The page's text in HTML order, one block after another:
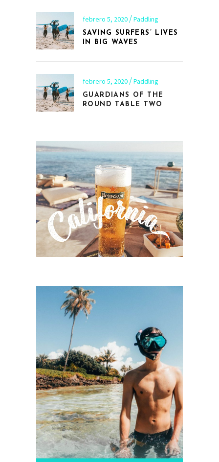
febrero 5, 2020 Paddling
SAVING SURFERS’ LIVES
IN BIG WAVES
febrero 5, 2020 Paddling
GUARDIANS OF THE
ROUND TABLE TWO